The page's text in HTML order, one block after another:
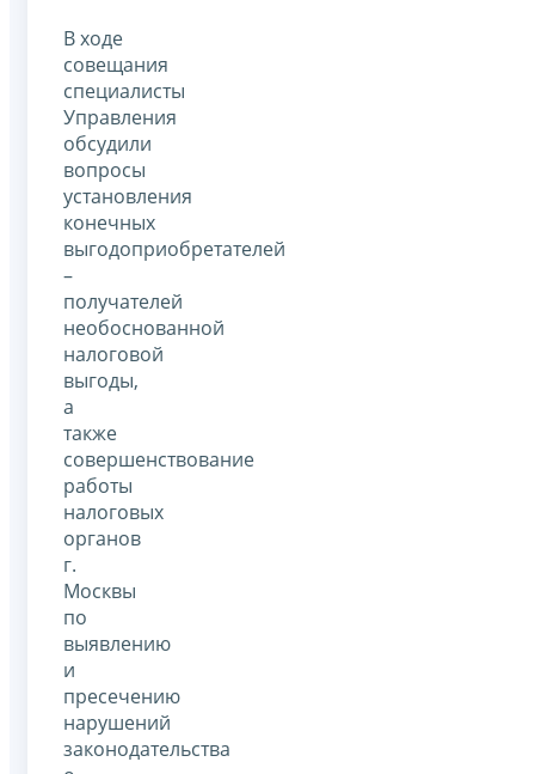
В ходе
совещания
специалисты
Управления
обсудили
вопросы
установления
конечных
выгодоприобретателей
–
получателей
необоснованной
налоговой
выгоды,
а
также
совершенствование
работы
налоговых
органов
г.
Москвы
по
выявлению
и
пресечению
нарушений
законодательства